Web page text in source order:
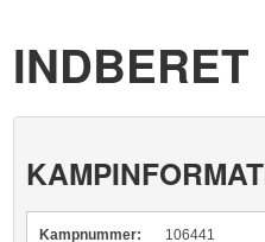
INDBERET
Kampnummer: 106441